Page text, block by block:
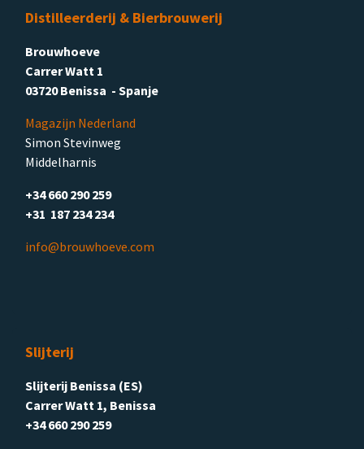
Distilleerderij & Bierbrouwerij
Brouwhoeve
Carrer Watt 1
03720 Benissa - Spanje
Magazijn Nederland
Simon Stevinweg
Middelharnis
+34 660 290 259
+31 187 234 234
info@brouwhoeve.com
Slijterij
Slijterij Benissa (ES)
Carrer Watt 1, Benissa
+34 660 290 259